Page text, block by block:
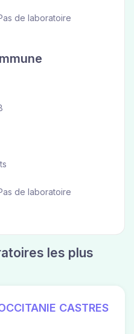
de laboratoire
de laboratoire
les plus
CASTRES